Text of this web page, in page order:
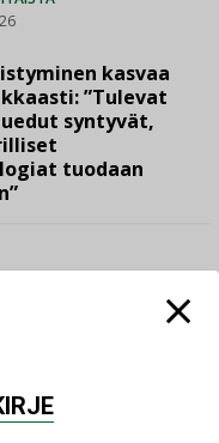
kasvaa
”Tulevat
syntyvät,
tuodaan
taloyhtiöissä